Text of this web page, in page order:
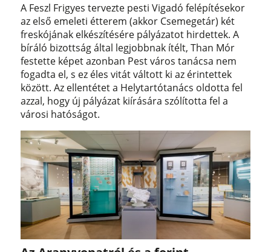
A Feszl Frigyes tervezte pesti Vigadó felépítésekor
az első emeleti étterem (akkor Csemegetár) két
freskójának elkészítésére pályázatot hirdettek. A
bíráló bizottság által legjobbnak ítélt, Than Mór
festette képet azonban Pest város tanácsa nem
fogadta el, s ez éles vitát váltott ki az érintettek
között. Az ellentétet a Helytartótanács oldotta fel
azzal, hogy új pályázat kiírására szólította fel a
városi hatóságot.